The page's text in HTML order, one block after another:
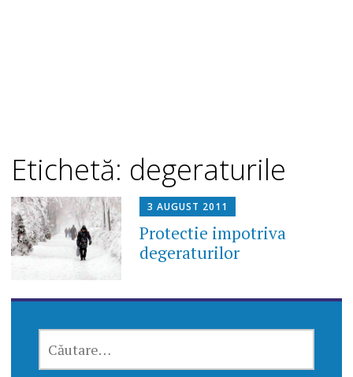
Etichetă: degeraturile
3 AUGUST 2011
Protectie impotriva
degeraturilor
DUPĂ: